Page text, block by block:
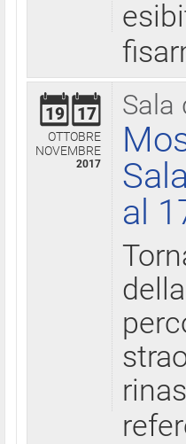
Sala
19 17
OTTOBRE
NOVEMBRE
2017
al